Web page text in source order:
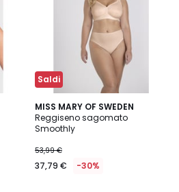
Saldi
MISS MARY OF SWEDEN
Reggiseno sagomato
Smoothly
53,99 €
37,79 € -30%
4,1
/ 5